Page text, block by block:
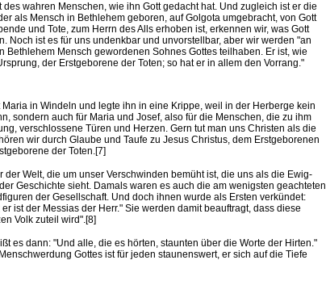
wahren Menschen, wie ihn Gott gedacht hat. Und zugleich ist er die
als Mensch in Bethlehem geboren, auf Golgota umgebracht, von Gott
und Tote, zum Herrn des Alls erhoben ist, erkennen wir, was Gott
Noch ist es für uns undenkbar und unvorstellbar, aber wir werden "an
Bethlehem Mensch gewordenen Sohnes Gottes teilhaben. Er ist, wie
der Erstgeborene der Toten; so hat er in allem den Vorrang."
in Windeln und legte ihn in eine Krippe, weil in der Herberge kein
sondern auch für Maria und Josef, also für die Menschen, die zu ihm
verschlossene Türen und Herzen. Gern tut man uns Christen als die
wir durch Glaube und Taufe zu Jesus Christus, dem Erstgeborenen
der Toten.[7]
der Welt, die um unser Verschwinden bemüht ist, die uns als die Ewig-
Geschichte sieht. Damals waren es auch die am wenigsten geachteten
der Gesellschaft. Und doch ihnen wurde als Ersten verkündet:
ist der Messias der Herr." Sie werden damit beauftragt, dass diese
Volk zuteil wird".[8]
es dann: "Und alle, die es hörten, staunten über die Worte der Hirten."
Gottes ist für jeden staunenswert, er sich auf die Tiefe